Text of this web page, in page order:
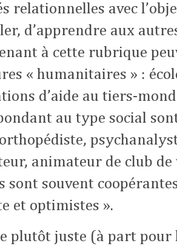
relationnelles avec
d’apprendre aux
à cette rubrique
« humanitaires » :
d’aide au tiers-
au type social
animateur de club
sont souvent
et optimistes ».
plutôt juste (à part pour